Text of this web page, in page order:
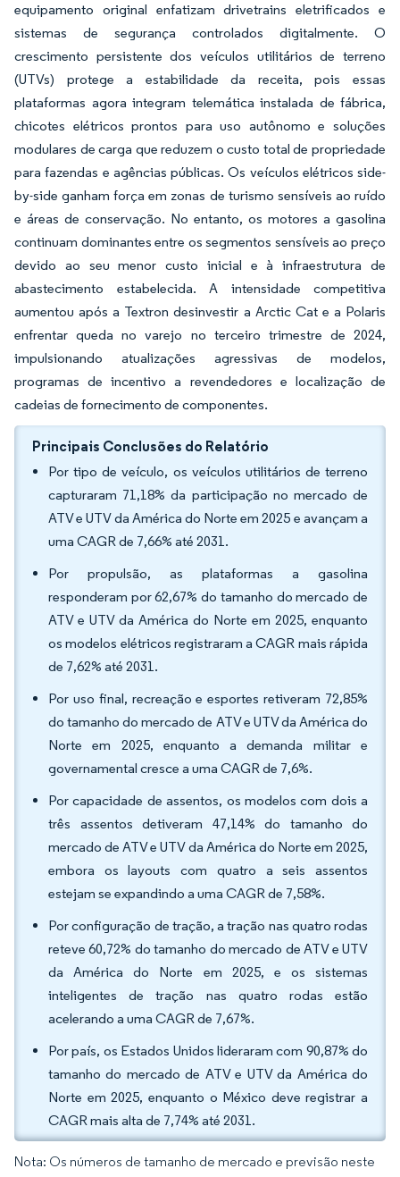
equipamento original enfatizam drivetrains eletrificados e
sistemas de segurança controlados digitalmente. O
crescimento persistente dos veículos utilitários de terreno
(UTVs) protege a estabilidade da receita, pois essas
plataformas agora integram telemática instalada de fábrica,
chicotes elétricos prontos para uso autônomo e soluções
modulares de carga que reduzem o custo total de propriedade
para fazendas e agências públicas. Os veículos elétricos side-
by-side ganham força em zonas de turismo sensíveis ao ruído
e áreas de conservação. No entanto, os motores a gasolina
continuam dominantes entre os segmentos sensíveis ao preço
devido ao seu menor custo inicial e à infraestrutura de
abastecimento estabelecida. A intensidade competitiva
aumentou após a Textron desinvestir a Arctic Cat e a Polaris
enfrentar queda no varejo no terceiro trimestre de 2024,
impulsionando atualizações agressivas de modelos,
programas de incentivo a revendedores e localização de
cadeias de fornecimento de componentes.
Principais Conclusões do Relatório
Por tipo de veículo, os veículos utilitários de terreno
capturaram 71,18% da participação no mercado de
ATV e UTV da América do Norte em 2025 e avançam a
uma CAGR de 7,66% até 2031.
Por propulsão, as plataformas a gasolina
responderam por 62,67% do tamanho do mercado de
ATV e UTV da América do Norte em 2025, enquanto
os modelos elétricos registraram a CAGR mais rápida
de 7,62% até 2031.
Por uso final, recreação e esportes retiveram 72,85%
do tamanho do mercado de ATV e UTV da América do
Norte em 2025, enquanto a demanda militar e
governamental cresce a uma CAGR de 7,6%.
Por capacidade de assentos, os modelos com dois a
três assentos detiveram 47,14% do tamanho do
mercado de ATV e UTV da América do Norte em 2025,
embora os layouts com quatro a seis assentos
estejam se expandindo a uma CAGR de 7,58%.
Por configuração de tração, a tração nas quatro rodas
reteve 60,72% do tamanho do mercado de ATV e UTV
da América do Norte em 2025, e os sistemas
inteligentes de tração nas quatro rodas estão
acelerando a uma CAGR de 7,67%.
Por país, os Estados Unidos lideraram com 90,87% do
tamanho do mercado de ATV e UTV da América do
Norte em 2025, enquanto o México deve registrar a
CAGR mais alta de 7,74% até 2031.
Nota: Os números de tamanho de mercado e previsão neste